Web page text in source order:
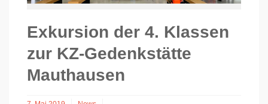
Exkursion der 4. Klassen
zur KZ-Gedenkstätte
Mauthausen